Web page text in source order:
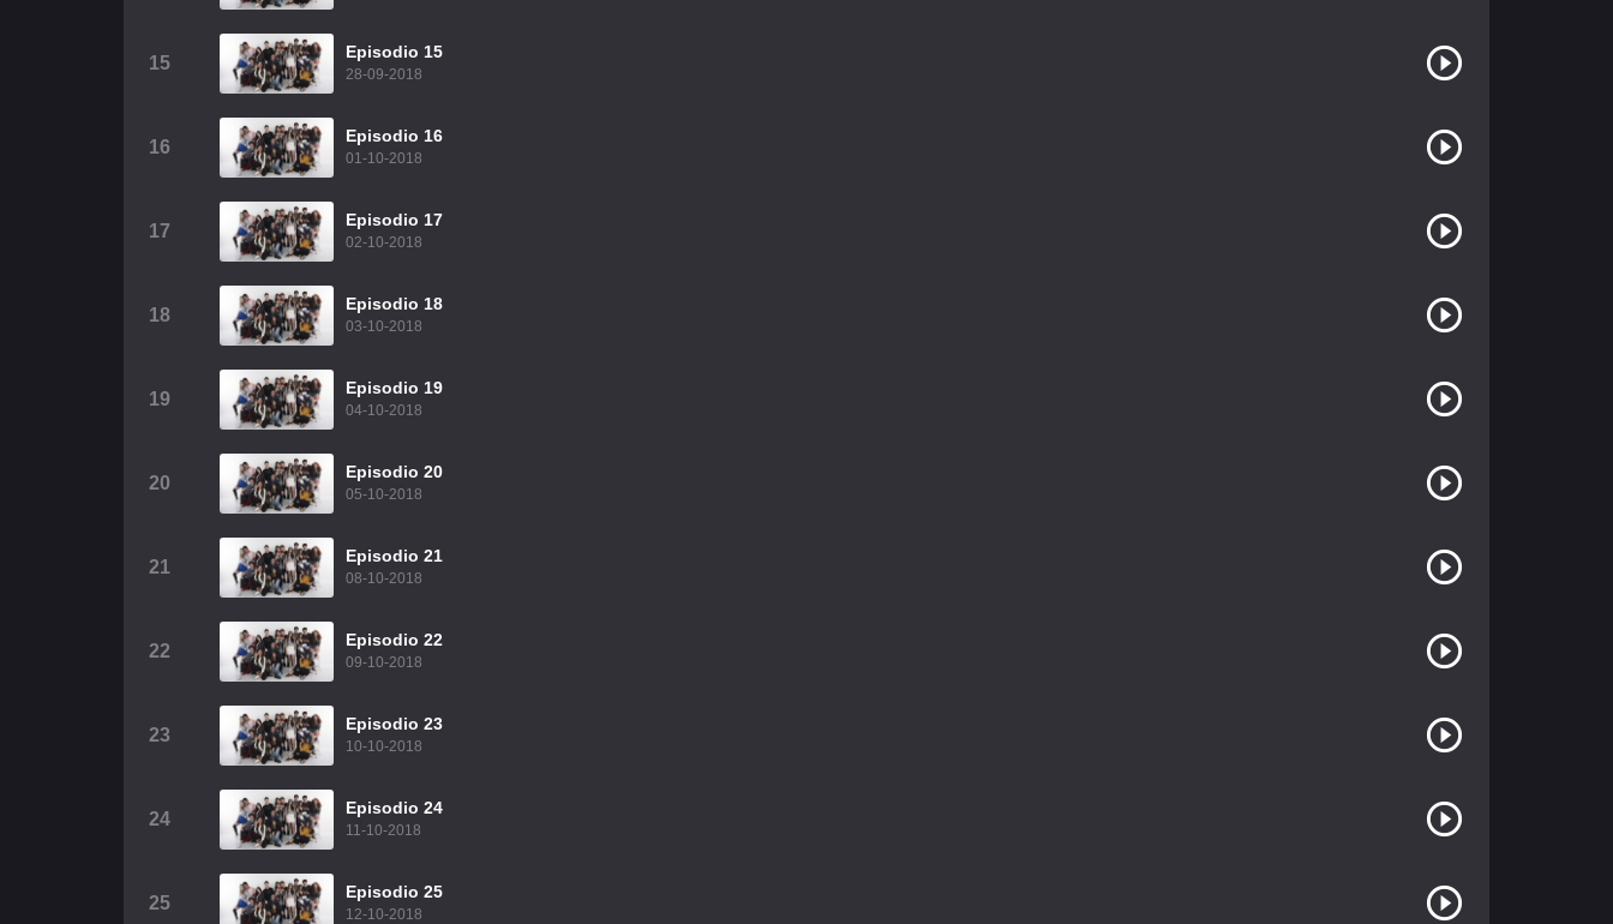
15
Episodio 15
28-09-2018
16
Episodio 16
01-10-2018
17
Episodio 17
02-10-2018
18
Episodio 18
03-10-2018
19
Episodio 19
04-10-2018
20
Episodio 20
05-10-2018
21
Episodio 21
08-10-2018
22
Episodio 22
09-10-2018
23
Episodio 23
10-10-2018
24
Episodio 24
11-10-2018
25
Episodio 25
12-10-2018